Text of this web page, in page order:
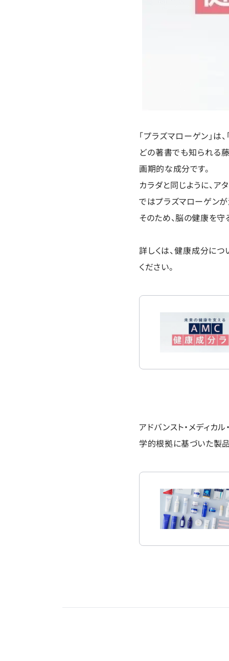
「プラズマローゲン」は
どの著書でも知られる
画期的な成分です。
カラダと同じように、
ではプラズマローゲンが
そのため、脳の健康を
詳しくは、健康成分に
ください。
アドバンスト・メディカ
学的根拠に基づいた製